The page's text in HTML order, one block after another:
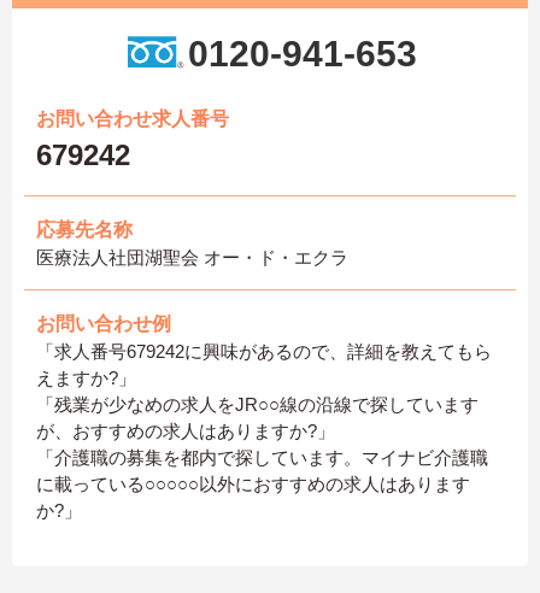
0120-941-653
お問い合わせ求人番号
679242
応募先名称
医療法人社団湖聖会 オー・ド・エクラ
お問い合わせ例
「求人番号679242に興味があるので、詳細を教えてもら
えますか?」
「残業が少なめの求人をJR○○線の沿線で探しています
が、おすすめの求人はありますか?」
「介護職の募集を都内で探しています。マイナビ介護職
に載っている○○○○○以外におすすめの求人はあります
か?」